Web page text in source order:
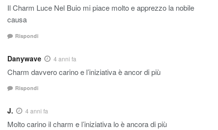
Il Charm Luce Nel Buio mi piace molto e apprezzo la nobile
causa
Rispondi
Danywave 4 anni fa
Charm davvero carino e l’iniziativa è ancor di più
Rispondi
J. 4 anni fa
Molto carino il charm e l’iniziativa lo è ancora di più